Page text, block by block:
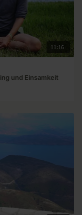
11:16
und Einsamkeit